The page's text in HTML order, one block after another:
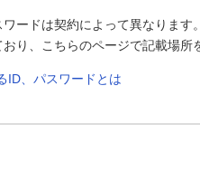
ードは契約によって異なります
り、こちらのページで記載場所
ID、パスワードとは